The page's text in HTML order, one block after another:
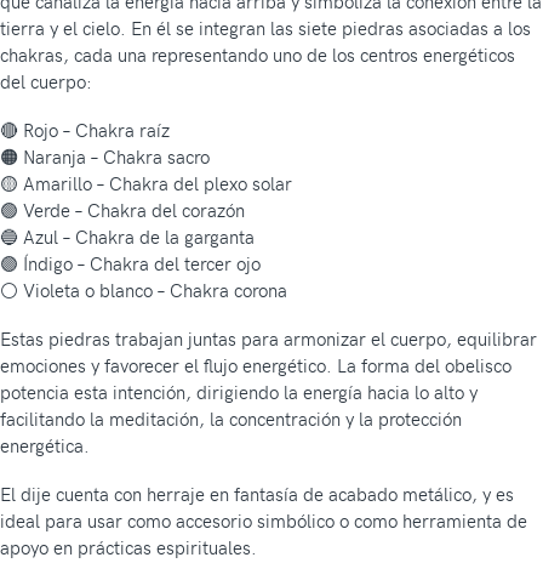
tierra y el cielo. En él se integran las siete piedras asociadas a los
chakras, cada una representando uno de los centros energéticos
del cuerpo:
🔴 Rojo – Chakra raíz
🟠 Naranja – Chakra sacro
🟡 Amarillo – Chakra del plexo solar
🟢 Verde – Chakra del corazón
🔵 Azul – Chakra de la garganta
🟣 Índigo – Chakra del tercer ojo
⚪ Violeta o blanco – Chakra corona
Estas piedras trabajan juntas para armonizar el cuerpo, equilibrar
emociones y favorecer el flujo energético. La forma del obelisco
potencia esta intención, dirigiendo la energía hacia lo alto y
facilitando la meditación, la concentración y la protección
energética.
El dije cuenta con herraje en fantasía de acabado metálico, y es
ideal para usar como accesorio simbólico o como herramienta de
apoyo en prácticas espirituales.